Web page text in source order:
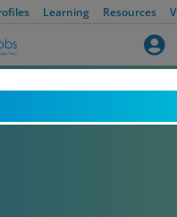
Learning Resources